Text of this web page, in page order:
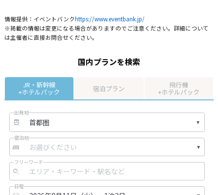
情報提供：イベントバンクhttps://www.eventbank.jp/
※掲載の情報は変更になる場合がありますのでご注意ください。詳細について
は主催者に直接お問合せください。
国内プランを検索
JR・新幹線
+ホテルパック 宿泊プラン 飛行機
+ホテルパック
出発地
宿泊地
フリーワード
日程